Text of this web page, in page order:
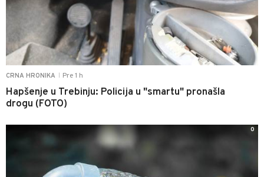
CRNA HRONIKA Pre 1 h
Hapšenje u Trebinju: Policija u "smartu" pronašla
drogu (FOTO)
0